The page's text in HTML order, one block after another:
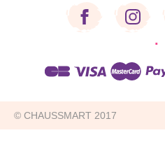
·
© CHAUSSMART 2017